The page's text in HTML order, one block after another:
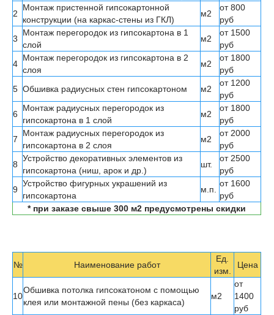
2
Монтаж пристенной гипсокартонной
конструкции (на каркас-стены из ГКЛ)
м2
от 800
руб
3
Монтаж перегородок из гипсокартона в 1
слой
м2
от 1500
руб
4
Монтаж перегородок из гипсокартона в 2
слоя
м2
от 1800
руб
5 Обшивка радиусных стен гипсокартоном м2
от 1200
руб
6
Монтаж радиусных перегородок из
гипсокартона в 1 слой
м2
от 1800
руб
7
Монтаж радиусных перегородок из
гипсокартона в 2 слоя
м2
от 2000
руб
8
Устройство декоративных элементов из
гипсокартона (ниш, арок и др.)
шт.
от 2500
руб
9
Устройство фигурных украшений из
гипсокартона
м.п.
от 1600
руб
* при заказе свыше 300 м2 предусмотрены скидки
№ Наименование работ
Ед.
изм.
Цена
10
Обшивка потолка гипсокатоном с помощью
клея или монтажной пены (без каркаса)
м2
от
1400
руб